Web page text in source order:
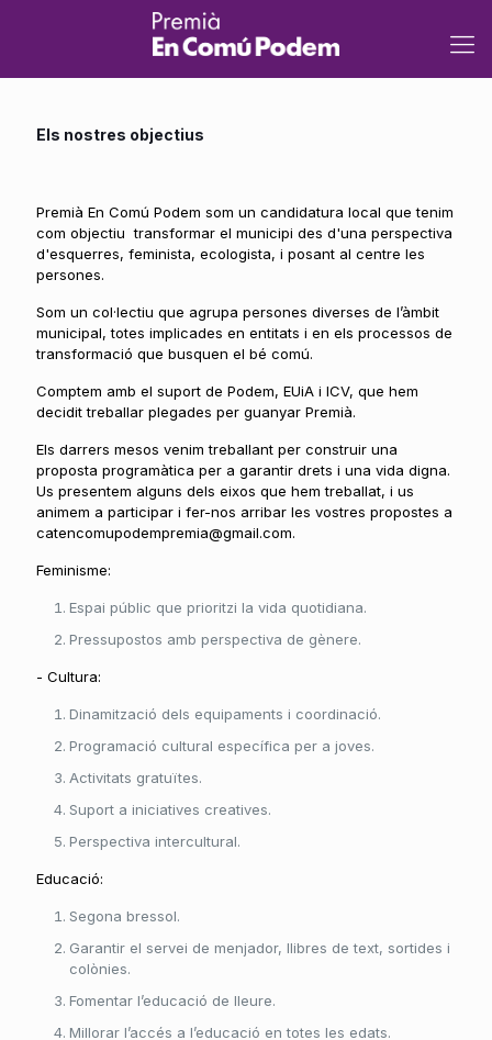
Els nostres objectius
Premià En Comú Podem som un candidatura local que tenim
com objectiu transformar el municipi des d'una perspectiva
d'esquerres, feminista, ecologista, i posant al centre les
persones.
Som un col·lectiu que agrupa persones diverses de l’àmbit
municipal, totes implicades en entitats i en els processos de
transformació que busquen el bé comú.
Comptem amb el suport de Podem, EUiA i ICV, que hem
decidit treballar plegades per guanyar Premià.
Els darrers mesos venim treballant per construir una
proposta programàtica per a garantir drets i una vida digna.
Us presentem alguns dels eixos que hem treballat, i us
animem a participar i fer-nos arribar les vostres propostes a
catencomupodempremia@gmail.com.
Feminisme:
Espai públic que prioritzi la vida quotidiana.
Pressupostos amb perspectiva de gènere.
- Cultura:
Dinamització dels equipaments i coordinació.
Programació cultural específica per a joves.
Activitats gratuïtes.
Suport a iniciatives creatives.
Perspectiva intercultural.
Educació:
Segona bressol.
Garantir el servei de menjador, llibres de text, sortides i
colònies.
Fomentar l’educació de lleure.
Millorar l’accés a l’educació en totes les edats.